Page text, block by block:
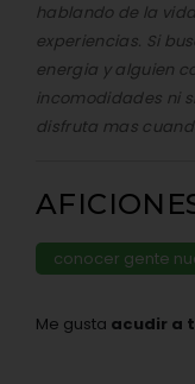
hablando de la
experiencias. Si
energia y alguien
incomodidades ni
disfruta mas
conocer gente
Me gusta acudir a